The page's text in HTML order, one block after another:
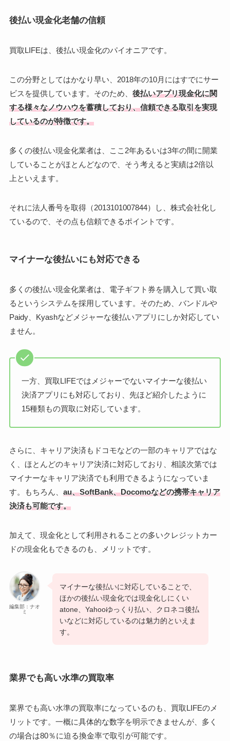
後払い現金化老舗の信頼
買取LIFEは、後払い現金化のパイオニアです。
この分野としてはかなり早い、2018年の10月にはすでにサー
ビスを提供しています。そのため、 後払いアプリ現金化に関
する様々なノウハウを蓄積しており、信頼できる取引を実現
しているのが特徴です。
多くの後払い現金化業者は、ここ2年あるいは3年の間に開業
していることがほとんどなので、そう考えると実績は2倍以
上といえます。
それに法人番号を取得（2013101007844）し、株式会社化し
ているので、その点も信頼できるポイントです。
マイナーな後払いにも対応できる
多くの後払い現金化業者は、電子ギフト券を購入して買い取
るというシステムを採用しています。そのため、バンドルや
Paidy、Kyashなどメジャーな後払いアプリにしか対応してい
ません。
一方、買取LIFEではメジャーでないマイナーな後払い
決済アプリにも対応しており、先ほど紹介したように
15種類もの買取に対応しています。
さらに、キャリア決済もドコモなどの一部のキャリアではな
く、ほとんどのキャリア決済に対応しており、相談次第では
マイナーなキャリア決済でも利用できるようになっていま
す。もちろん、 au、SoftBank、Docomoなどの携帯キャリア
決済も可能です。
加えて、現金化として利用されることの多いクレジットカー
ドの現金化もできるのも、メリットです。
編集部：ナオ
ミ
マイナーな後払いに対応していることで、
ほかの後払い現金化では現金化しにくい
atone、Yahooゆっくり払い、クロネコ後払
いなどに対応しているのは魅力的といえま
す。
業界でも高い水準の買取率
業界でも高い水準の買取率になっているのも、買取LIFEのメ
リットです。一概に具体的な数字を明示できませんが、多く
の場合は80％に迫る換金率で取引が可能です。